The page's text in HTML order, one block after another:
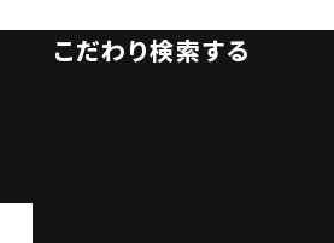
こだわり検索する